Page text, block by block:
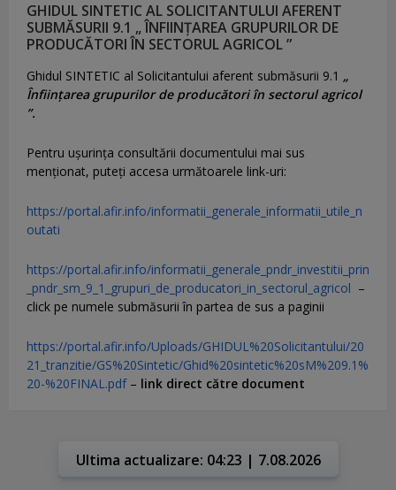
GHIDUL SINTETIC AL SOLICITANTULUI AFERENT
SUBMĂSURII 9.1 „ ÎNFIINȚAREA GRUPURILOR DE
PRODUCĂTORI ÎN SECTORUL AGRICOL ”
Ghidul SINTETIC al Solicitantului aferent submăsurii 9.1 „
Înființarea grupurilor de producători în sectorul agricol
”.
Pentru uşurinţa consultării documentului mai sus
menţionat, puteţi accesa următoarele link-uri:
https://portal.afir.info/informatii_generale_informatii_utile_n
outati
https://portal.afir.info/informatii_generale_pndr_investitii_prin
_pndr_sm_9_1_grupuri_de_producatori_in_sectorul_agricol –
click pe numele submăsurii în partea de sus a paginii
https://portal.afir.info/Uploads/GHIDUL%20Solicitantului/20
21_tranzitie/GS%20Sintetic/Ghid%20sintetic%20sM%209.1%
20-%20FINAL.pdf– link direct către document
Ultima actualizare: 04:23 | 7.08.2026